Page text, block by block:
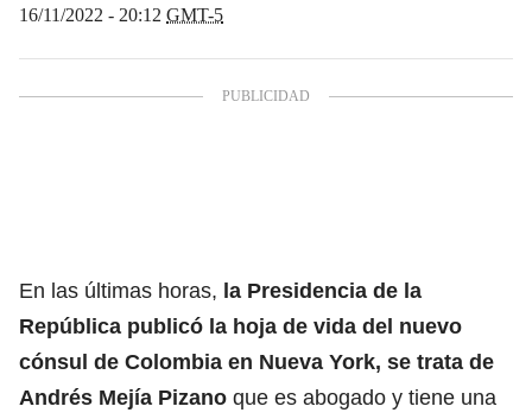
16/11/2022 - 20:12 GMT-5
En las últimas horas, la Presidencia de la
República publicó la hoja de vida del nuevo
cónsul de Colombia en Nueva York, se trata de
Andrés Mejía Pizano que es abogado y tiene una